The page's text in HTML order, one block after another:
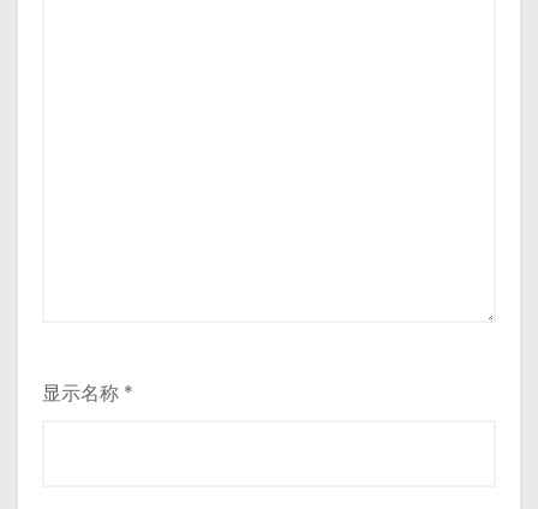
显示名称 *